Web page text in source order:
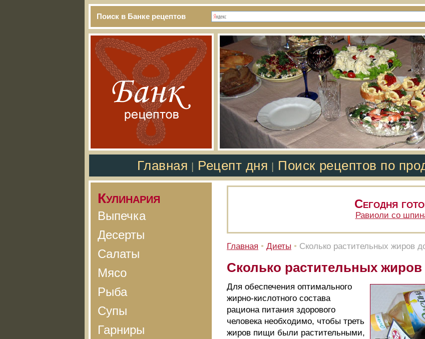
Поиск в Банке рецептов
Главная Рецепт дня Поиск рецептов по
Кулинария
Выпечка
Десерты
Салаты
Мясо
Рыба
Супы
Гарниры
Сегодня
Равиоли со
Главная • Диеты • Сколько растительных жиров
Сколько растительных
Для обеспечения оптимального
жирно-кислотного состава
рациона питания здорового
человека необходимо, чтобы треть
жиров пищи были растительными,